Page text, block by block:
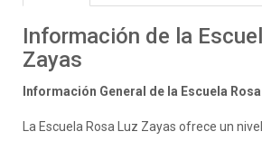
Información de la
Zayas
Información General de la Escuela
La Escuela Rosa Luz Zayas ofrece un